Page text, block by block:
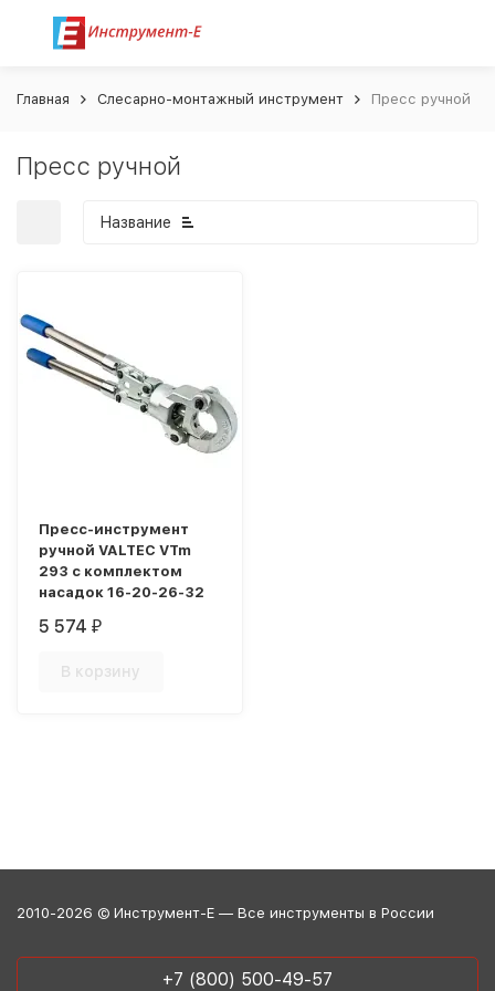
Главная Слесарно-монтажный инструмент Пресс ручной
Пресс ручной
Название
Пресс-инструмент
ручной VALTEC VTm
293 с комплектом
насадок 16-20-26-32
5 574₽
В корзину
2010-2026 © Инструмент-Е — Все инструменты в России
+7 (800) 500-49-57